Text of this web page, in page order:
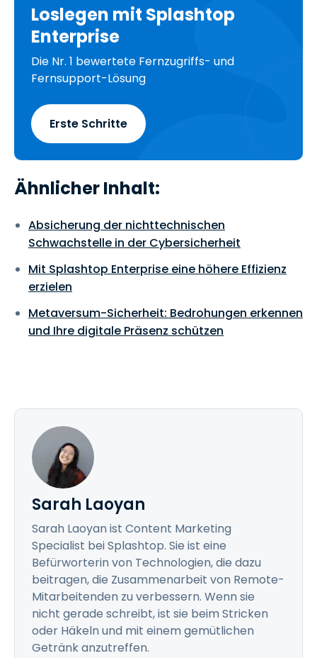
Loslegen mit Splashtop
Enterprise
Die Nr. 1 bewertete Fernzugriffs- und
Fernsupport-Lösung
Erste Schritte
Ähnlicher Inhalt:
Absicherung der nichttechnischen
Schwachstelle in der Cybersicherheit
Mit Splashtop Enterprise eine höhere Effizienz
erzielen
Metaversum-Sicherheit: Bedrohungen erkennen
und Ihre digitale Präsenz schützen
Sarah Laoyan
Sarah Laoyan ist Content Marketing
Specialist bei Splashtop. Sie ist eine
Befürworterin von Technologien, die dazu
beitragen, die Zusammenarbeit von Remote-
Mitarbeitenden zu verbessern. Wenn sie
nicht gerade schreibt, ist sie beim Stricken
oder Häkeln und mit einem gemütlichen
Getränk anzutreffen.